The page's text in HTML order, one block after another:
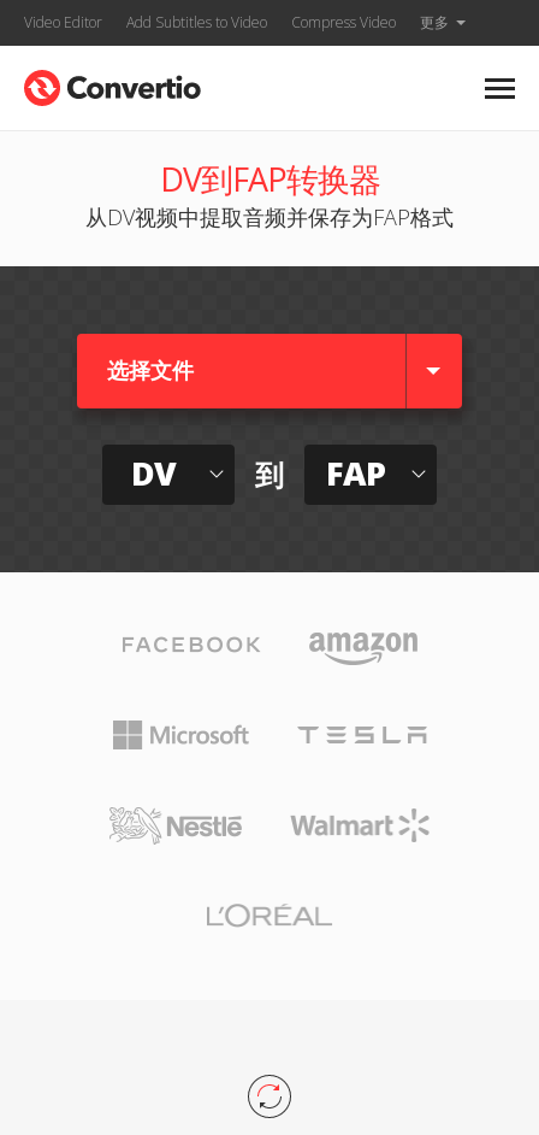
Video Editor Add Subtitles to Video Compress Video 更多
DV到FAP转换器
从DV视频中提取音频并保存为FAP格式
选择文件
DV 到 FAP